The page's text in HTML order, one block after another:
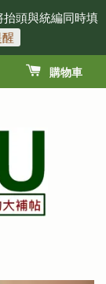
頭與統編同時填
購物車